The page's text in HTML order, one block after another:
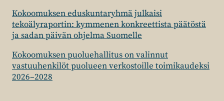
Kokoomuksen eduskuntaryhmä julkaisi
tekoälyraportin: kymmenen konkreettista päätöstä
ja sadan päivän ohjelma Suomelle
Kokoomuksen puoluehallitus on valinnut
vastuuhenkilöt puolueen verkostoille toimikaudeksi
2026–2028